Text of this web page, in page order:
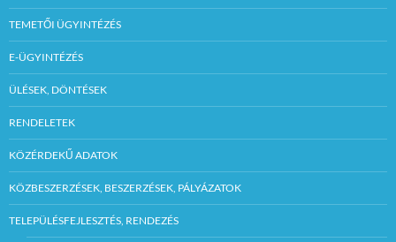
TEMETŐI ÜGYINTÉZÉS
E-ÜGYINTÉZÉS
ÜLÉSEK, DÖNTÉSEK
RENDELETEK
KÖZÉRDEKŰ ADATOK
KÖZBESZERZÉSEK, BESZERZÉSEK, PÁLYÁZATOK
TELEPÜLÉSFEJLESZTÉS, RENDEZÉS